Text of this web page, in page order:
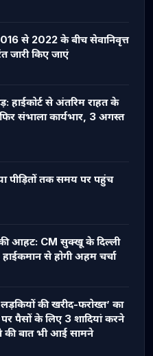
से 2022 के बीच सेवानिवृत्त
जारी किए जाएं
हाईकोर्ट से अंतरिम राहत के
संभाला कार्यभार, 3 अगस्त
पीड़ितों तक समय पर पहुंच
की आहट: CM सुक्खू के दिल्ली
से होगी अहम चर्चा
की खरीद-फरोख्त’ का
पैसों के लिए 3 शादियां करने
की बात भी आई सामने